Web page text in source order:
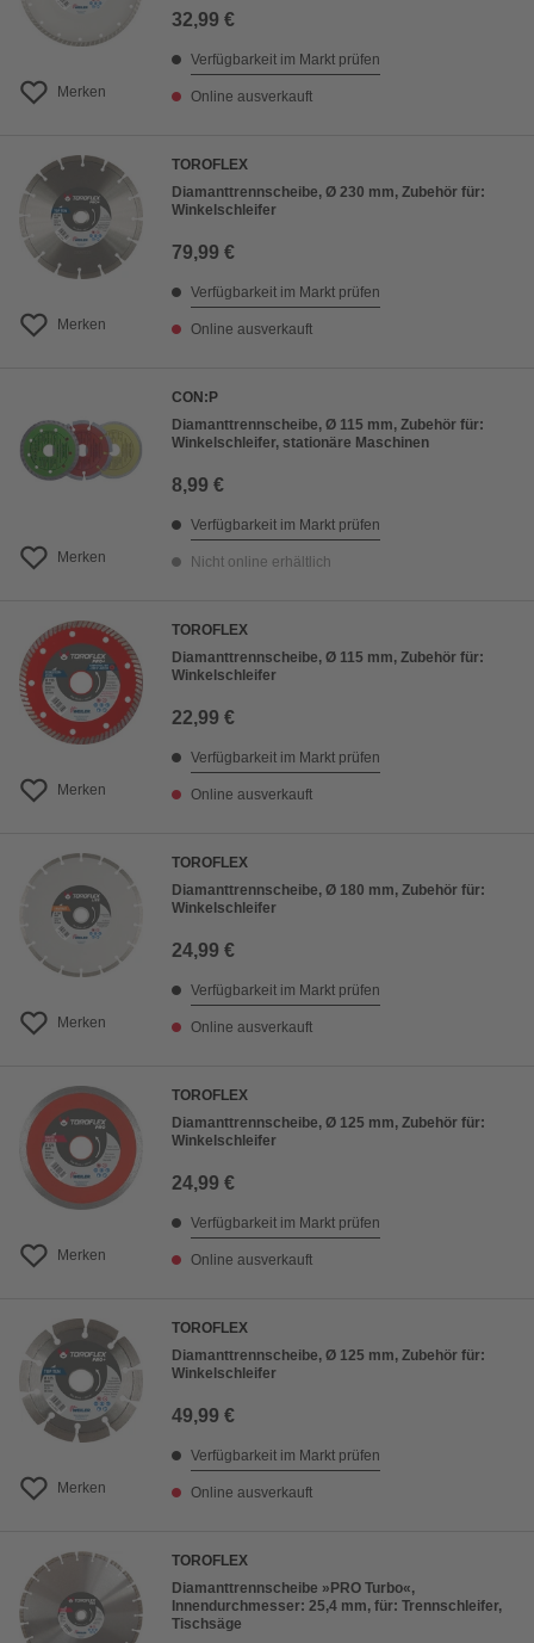
Merken
32,99 €
Verfügbarkeit im Markt prüfen
Online ausverkauft
Merken
TOROFLEX
Diamanttrennscheibe, Ø 230 mm, Zubehör für:
Winkelschleifer
79,99 €
Verfügbarkeit im Markt prüfen
Online ausverkauft
Merken
CON:P
Diamanttrennscheibe, Ø 115 mm, Zubehör für:
Winkelschleifer, stationäre Maschinen
8,99 €
Verfügbarkeit im Markt prüfen
Nicht online erhältlich
Merken
TOROFLEX
Diamanttrennscheibe, Ø 115 mm, Zubehör für:
Winkelschleifer
22,99 €
Verfügbarkeit im Markt prüfen
Online ausverkauft
Merken
TOROFLEX
Diamanttrennscheibe, Ø 180 mm, Zubehör für:
Winkelschleifer
24,99 €
Verfügbarkeit im Markt prüfen
Online ausverkauft
Merken
TOROFLEX
Diamanttrennscheibe, Ø 125 mm, Zubehör für:
Winkelschleifer
24,99 €
Verfügbarkeit im Markt prüfen
Online ausverkauft
Merken
TOROFLEX
Diamanttrennscheibe, Ø 125 mm, Zubehör für:
Winkelschleifer
49,99 €
Verfügbarkeit im Markt prüfen
Online ausverkauft
TOROFLEX
Diamanttrennscheibe »PRO Turbo«,
Innendurchmesser: 25,4 mm, für: Trennschleifer,
Tischsäge